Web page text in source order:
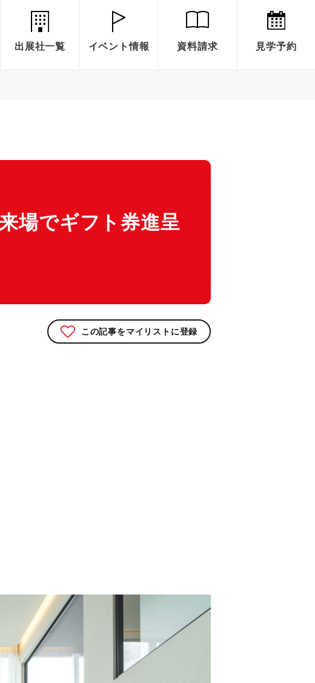
出展社一覧 イベント情報 資料請求 見学予約
場でギフト券進呈
この記事をマイリストに登録